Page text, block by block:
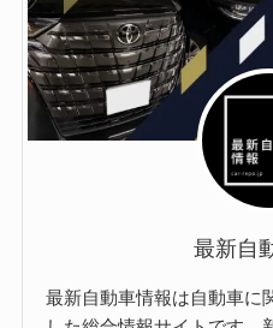
最新自
最新自動車情報は自動車に